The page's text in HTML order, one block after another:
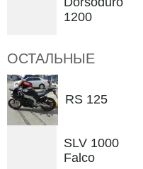
1200
ОСТАЛЬНЫЕ
RS 125
SLV 1000
Falco